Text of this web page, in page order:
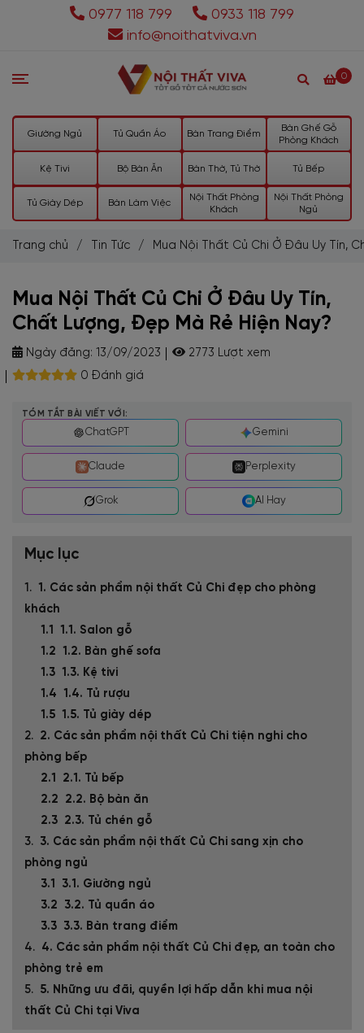
0977 118 799
0933 118 799
info@noithatviva.vn
0
Giường Ngủ Tủ Quần Áo Bàn Trang Điểm
Bàn Ghế Gỗ
Phòng Khách
Kệ Tivi Bộ Bàn Ăn Bàn Thờ, Tủ Thờ Tủ Bếp
Tủ Giày Dép Bàn Làm Việc
Nội Thất Phòng
Khách
Nội Thất Phòng
Ngủ
Trang chủ / Tin Tức / Mua Nội Thất Củ Chi Ở Đâu Uy Tín,
Mua Nội Thất Củ Chi Ở Đâu Uy Tín,
Chất Lượng, Đẹp Mà Rẻ Hiện Nay?
Ngày đăng: 13/09/2023
2773 Lượt xem
0 Đánh giá
TÓM TẮT BÀI VIẾT VỚI:
ChatGPT Gemini
Claude Perplexity
Grok AI Hay
Mục lục
1. Các sản phẩm nội thất Củ Chi đẹp cho phòng
khách
1.1. Salon gỗ
1.2. Bàn ghế sofa
1.3. Kệ tivi
1.4. Tủ rượu
1.5. Tủ giày dép
2. Các sản phẩm nội thất Củ Chi tiện nghi cho
phòng bếp
2.1. Tủ bếp
2.2. Bộ bàn ăn
2.3. Tủ chén gỗ
3. Các sản phẩm nội thất Củ Chi sang xịn cho
phòng ngủ
3.1. Giường ngủ
3.2. Tủ quần áo
3.3. Bàn trang điểm
4. Các sản phẩm nội thất Củ Chi đẹp, an toàn cho
phòng trẻ em
5. Những ưu đãi, quyền lợi hấp dẫn khi mua nội
thất Củ Chi tại Viva